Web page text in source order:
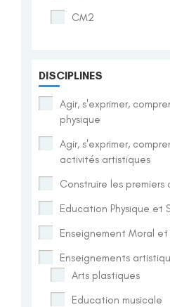
CM2
DISCIPLINES
Agir, s'exprimer,
physique
Agir, s'exprimer,
activités artistiques
Construire les
Education Physique et
Enseignement Moral et
Enseignements
Arts plastiques
Education musicale